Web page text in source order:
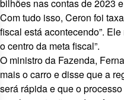
bilhões nas contas de 2023
Com tudo isso, Ceron foi
fiscal está acontecendo”.
o centro da meta fiscal”.
O ministro da Fazenda,
mais o carro e disse que a
será rápidae que o